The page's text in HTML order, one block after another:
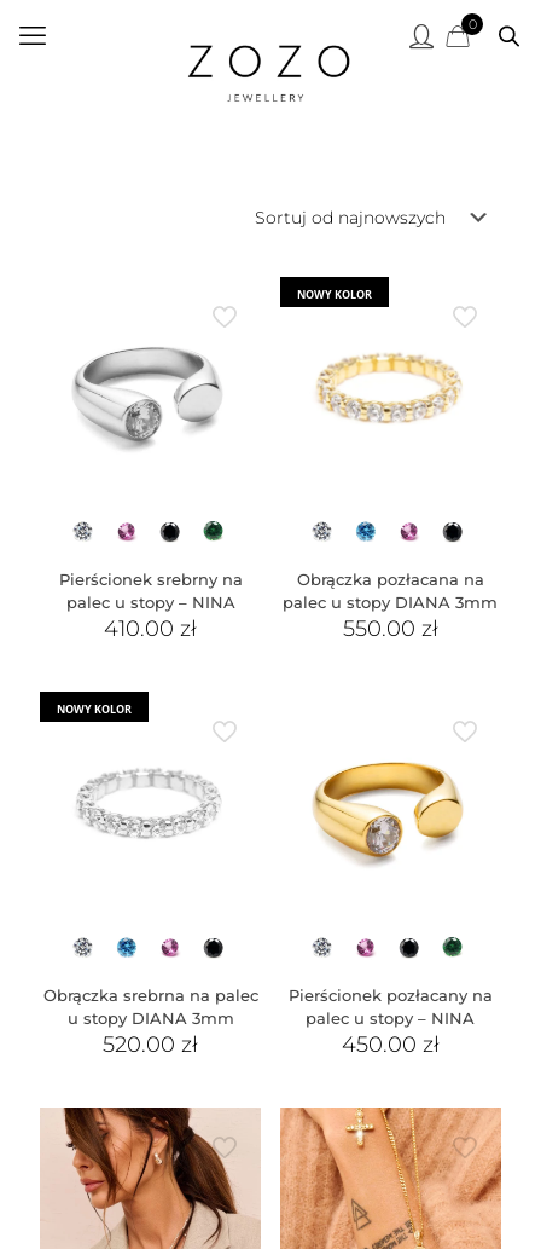
0
Pierścionek srebrny na
palec u stopy – NINA
410.00zł
NOWY KOLOR
Obrączka pozłacana na
palec u stopy DIANA 3mm
550.00 zł
NOWY KOLOR
Obrączka srebrna na palec
u stopy DIANA 3mm
520.00zł
Pierścionek pozłacany na
palec u stopy – NINA
450.00 zł